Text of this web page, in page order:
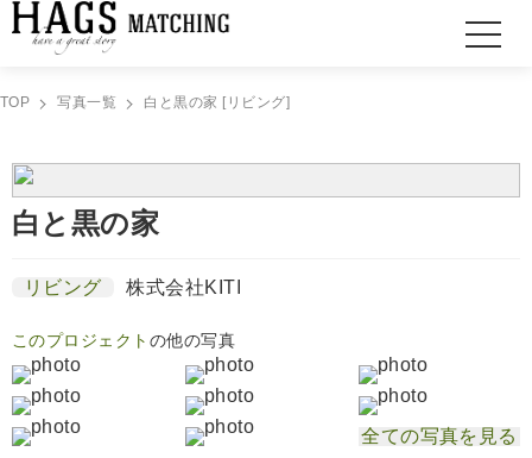
TOP 写真一覧 白と黒の家 [リビング]
白と黒の家
リビング 株式会社KITI
このプロジェクト の他の写真
全ての写真を見る